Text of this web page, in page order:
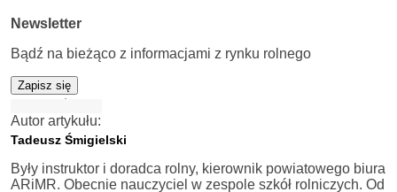
Newsletter
Bądź na bieżąco z informacjami z rynku rolnego
Zapisz się
Autor artykułu:
Tadeusz Śmigielski
Były instruktor i doradca rolny, kierownik powiatowego biura
ARiMR. Obecnie nauczyciel w zespole szkół rolniczych. Od